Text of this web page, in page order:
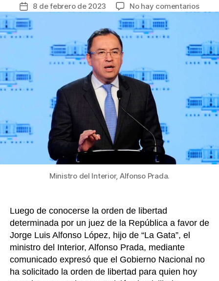
c
b
o
o
k
itt
er
ail er
e
st
m
p
ar
Fecha
de
la
entrada
8 de febrero de 2023 No hay comentariosen
el
la
del
hijo
Ministro del Interior, Alfonso Prada.
Luego de conocerse la orden de libertad
determinada por un juez de la República a favor de
Jorge Luis Alfonso López, hijo de “La Gata”, el
ministro del Interior, Alfonso Prada, mediante
comunicado expresó que el Gobierno Nacional no
ha solicitado la orden de libertad para quien hoy